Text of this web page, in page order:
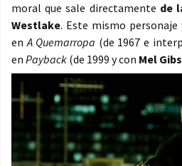
moral que sale directamente de
Westlake. Este mismo
enA Quemarropa (de 1967 e
en Payback (de 1999 y con Mel